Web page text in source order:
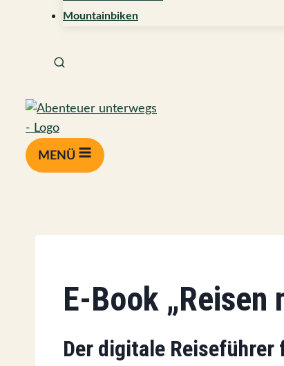
Mountainbiken
MENÜ
E-Book „Reisen
Der digitale Reiseführer